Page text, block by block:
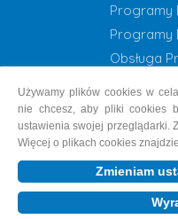
Programy
Programy
Obsługa
Copyright © 1999-2026 Grupa
Polityka
Używamy plików cookies w
nie chcesz, aby pliki cookies
ustawienia swojej przeglądarki.
Więcej o plikach cookies
Zmieniam